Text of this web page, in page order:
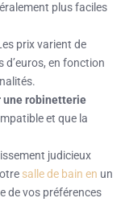
plus faciles
prix varient de
d’euros, en fonction
une robinetterie
et que la
judicieux
salle de bain en un
de vos préférences